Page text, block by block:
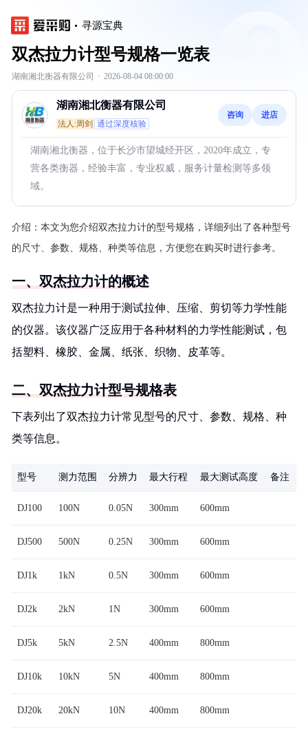
寻源宝典
双杰拉力计型号规格一览表
湖南湘北衡器有限公司 · 2026-08-04 08:00:00
湖南湘北衡器有限公司
法人:周剑 通过深度核验
咨询 进店
湖南湘北衡器，位于长沙市望城经开区，2020年成立，专
营各类衡器，经验丰富，专业权威，服务计量检测等多领
域。
介绍： 本文为您介绍双杰拉力计的型号规格，详细列出了各种型号
的尺寸、参数、规格、种类等信息，方便您在购买时进行参考。
一、双杰拉力计的概述
双杰拉力计是一种用于测试拉伸、压缩、剪切等力学性能
的仪器。该仪器广泛应用于各种材料的力学性能测试，包
括塑料、橡胶、金属、纸张、织物、皮革等。
二、双杰拉力计型号规格表
下表列出了双杰拉力计常见型号的尺寸、参数、规格、种
类等信息。
型号 测力范围 分辨力 最大行程 最大测试高度 备注
DJ100 100N 0.05N 300mm 600mm
DJ500 500N 0.25N 300mm 600mm
DJ1k 1kN 0.5N 300mm 600mm
DJ2k 2kN 1N 300mm 600mm
DJ5k 5kN 2.5N 400mm 800mm
DJ10k 10kN 5N 400mm 800mm
DJ20k 20kN 10N 400mm 800mm